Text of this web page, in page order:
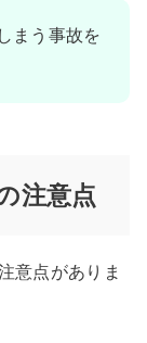
まう事故を
注意点
意点がありま